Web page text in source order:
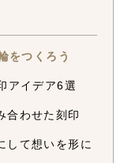
をつくろう
アイデア6選
合わせた刻印
て想いを形に